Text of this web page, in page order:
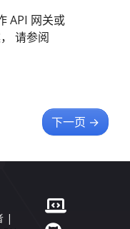
API 网关或
请参阅
下一页 →
|